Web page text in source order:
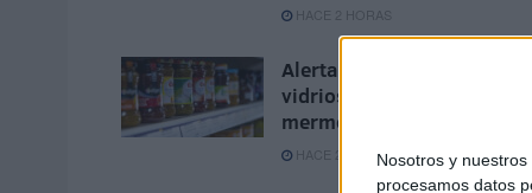
Nosotros y nuestros
procesamos datos
HACE 2 HORAS
Alerta alimentaria por
vidrios en tarros de
mermelada y miel
HACE 2 HORAS